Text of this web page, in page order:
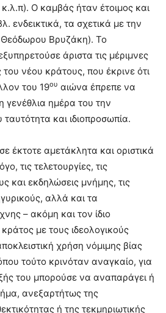
Ο καμβάς ήταν έτοιμος και
ενδεικτικά, τα σχετικά με την
Βρυζάκη). Το
άριστα τις μέριμνες
του νέου κράτους, που έκρινε ότι
του 19ου αιώνα έπρεπε να
γενέθλια ημέρα του την
ταυτότητα και ιδιοπροσωπία.
έκτοτε αμετάκλητα και οριστικά
τις τελετουργίες, τις
και εκδηλώσεις μνήμης, τις
αλλά και τα
– ακόμη και τον ίδιο
με τους ιδεολογικούς
χρήση νόμιμης βίας
τούτο κρινόταν αναγκαίο, για
του μπορούσε να αναπαράγει ή
ανεξαρτήτως της
ή της τεκμηριωτικής